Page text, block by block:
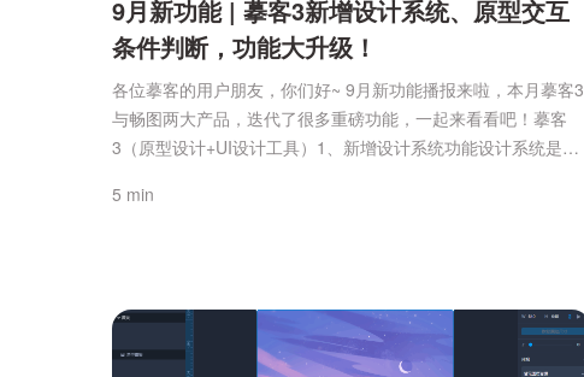
9月新功能 | 摹客3新增设计系统、原型交互
条件判断，功能大升级！
各位摹客的用户朋友，你们好~ 9月新功能播报来啦，本月摹客3
与畅图两大产品，迭代了很多重磅功能，一起来看看吧！摹客
3（原型设计+UI设计工具）1、新增设计系统功能设计系统是摹
角切换原型/UI模式下拉菜单里，即可选择进入设计系统。设计系
5 min